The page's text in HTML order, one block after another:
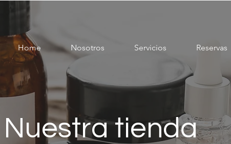
Home Nosotros Servicios Reservas
Nuestra tienda